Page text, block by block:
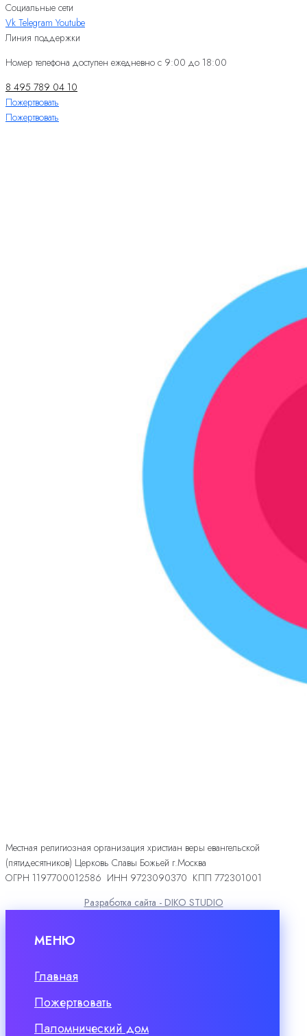
Социальные сети
Vk Telegram Youtube
Линия поддержки
Номер телефона доступен ежедневно с 9:00 до 18:00
8 495 789 04 10
Пожертвовать
Пожертвовать
Местная религиозная организация христиан веры евангельской
(пятидесятников) Церковь Славы Божьей г.Москва
ОГРН 1197700012586 ИНН 9723090370 КПП 772301001
Разработка сайта - DIKO STUDIO
МЕНЮ
Главная
Пожертвовать
Паломнический дом